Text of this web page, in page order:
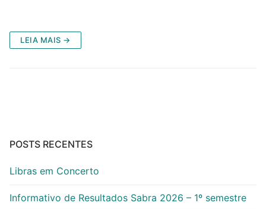
LEIA MAIS →
POSTS RECENTES
Libras em Concerto
Informativo de Resultados Sabra 2026 – 1º semestre